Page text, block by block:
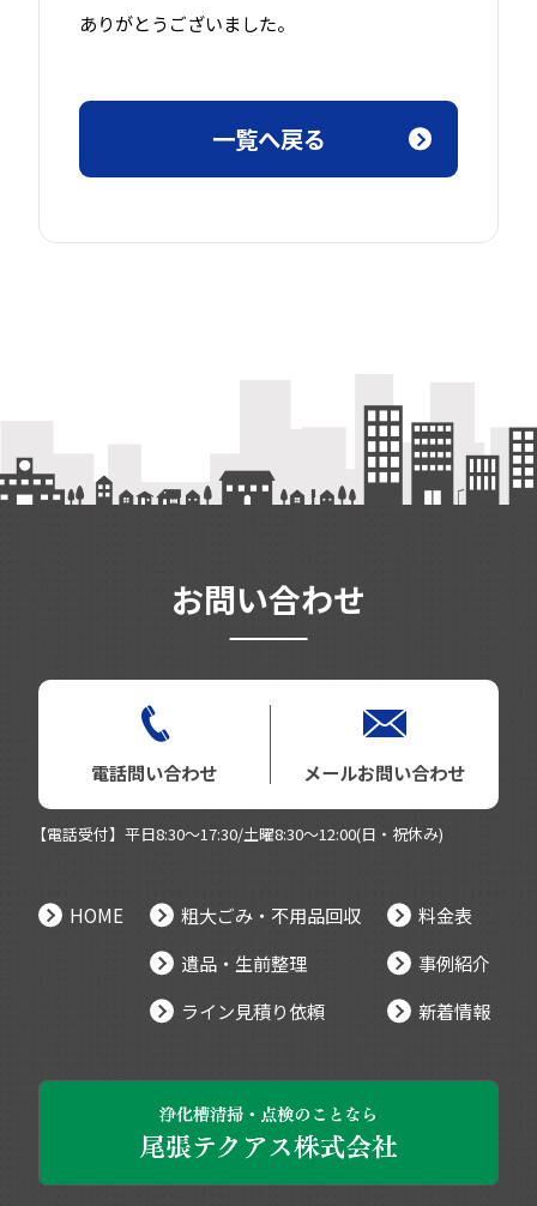
ありがとうございました。
一覧へ戻る
お問い合わせ
電話問い合わせ メールお問い合わせ
【電話受付】平日8:30～17:30/土曜8:30～12:00(日・祝休み)
HOME
粗大ごみ・不用品回収
遺品・生前整理
ライン見積り依頼
料金表
事例紹介
新着情報